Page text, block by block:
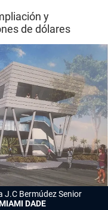
y
de dólares
J.C Bermúdez Senior
DADE